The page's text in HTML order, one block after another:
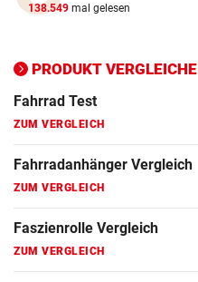
138.549 mal gelesen
PRODUKT VERGLEICHE
ZUM VERGLEICH
Fahrrad Test
ZUM VERGLEICH
Fahrradanhänger Vergleich
ZUM VERGLEICH
Faszienrolle Vergleich
ZUM VERGLEICH